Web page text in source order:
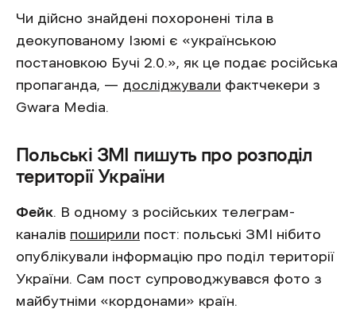
Чи дійсно знайдені похоронені тіла в
деокупованому Ізюмі є «українською
постановкою Бучі 2.0.», як це подає російська
пропаганда, — досліджували фактчекери з
Gwara Media.
Польські ЗМІ пишуть про розподіл
території України
Фейк. В одному з російських телеграм-
каналів поширили пост: польські ЗМІ нібито
опублікували інформацію про поділ території
України. Сам пост супроводжувався фото з
майбутніми «кордонами» країн.